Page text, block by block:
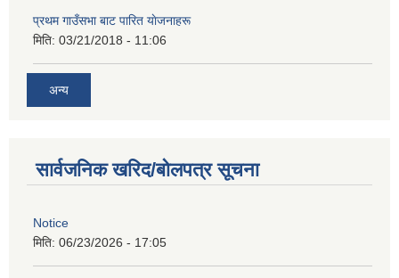
प्रथम गाउँसभा बाट पारित याेजनाहरू
मिति: 03/21/2018 - 11:06
अन्य
सार्वजनिक खरिद/बोलपत्र सूचना
Notice
मिति: 06/23/2026 - 17:05